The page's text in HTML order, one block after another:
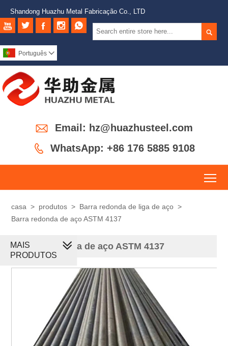
Shandong Huazhu Metal Fabricação Co., LTD

    
Português 
 Email: hz@huazhusteel.com
 WhatsApp: +86 176 5885 9108
casa > produtos > Barra redonda de liga de aço >
Barra redonda de aço ASTM 4137
Barra redonda de aço ASTM 4137
MAIS
PRODUTOS